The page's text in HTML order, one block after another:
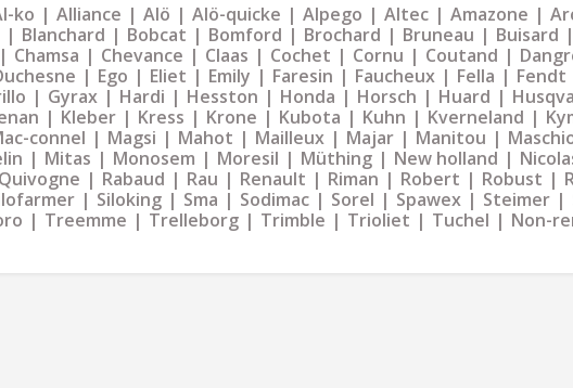
ko Alliance Alö Alö-quicke Alpego Altec Amazone
Blanchard Bobcat Bomford Brochard Bruneau Buisard
Chamsa Chevance Claas Cochet Cornu Coutand
Ego Eliet Emily Faresin Faucheux Fella Fendt
Gyrax Hardi Hesston Honda Horsch Huard
Kleber Kress Krone Kubota Kuhn Kverneland
connel Magsi Mahot Mailleux Majar Manitou
Mitas Monosem Moresil Müthing New holland
Quivogne Rabaud Rau Renault Riman Robert Robust
Siloking Sma Sodimac Sorel Spawex Steimer
Treemme Trelleborg Trimble Trioliet Tuchel Non-